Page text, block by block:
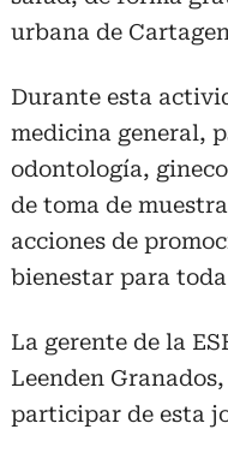
urbana de
Durante esta
medicina general,
odontología,
de toma de
acciones de
bienestar para
La gerente de la
Leenden
participar de esta